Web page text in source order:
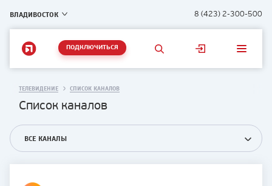
ВЛАДИВОСТОК 8 (423) 2-300-500
ПОДКЛЮЧИТЬСЯ
ТЕЛЕВИДЕНИЕ СПИСОК КАНАЛОВ
Список каналов
ВСЕ КАНАЛЫ